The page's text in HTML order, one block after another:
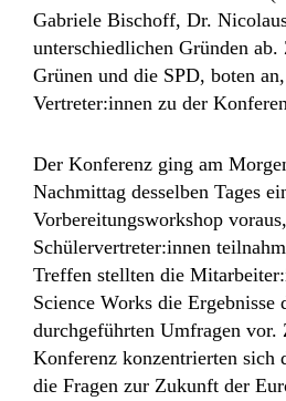
Gabriele Bischoff, Dr.
unterschiedlichen Gründen
Grünen und die SPD, boten
Vertreter:innen zu der
Der Konferenz ging am
Nachmittag desselben Tages
Vorbereitungsworkshop
Schülervertreter:innen
Treffen stellten die
Science Works die Ergebnisse
durchgeführten Umfragen vor.
Konferenz konzentrierten sich
die Fragen zur Zukunft der